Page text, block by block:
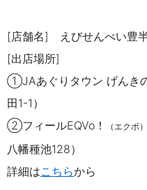
[店舗名] えびせんべい豊
[出店場所]
①JAあぐりタウン げんき
田1-1 ）
②フィールEQVo！ （エクボ）
八幡種池128）
詳細はこち らから